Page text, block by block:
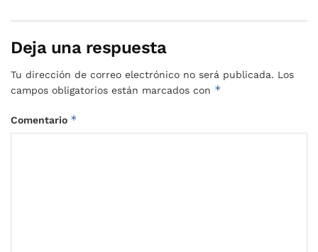
Deja una respuesta
Tu dirección de correo electrónico no será publicada. Los
campos obligatorios están marcados con *
Comentario *